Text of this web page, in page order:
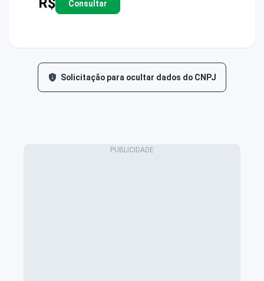
Consultar
Solicitação para ocultar dados do CNPJ